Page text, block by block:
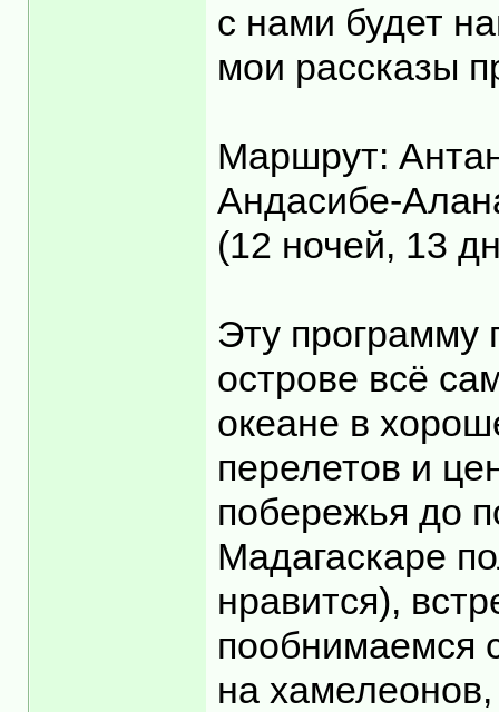
с нами будет
мои рассказы
Маршрут:
Андасибе-
(12 ночей, 13
Эту программу
острове всё
океане в
перелетов и
побережья до
Мадагаскаре
нравится),
пообнимаемся
на